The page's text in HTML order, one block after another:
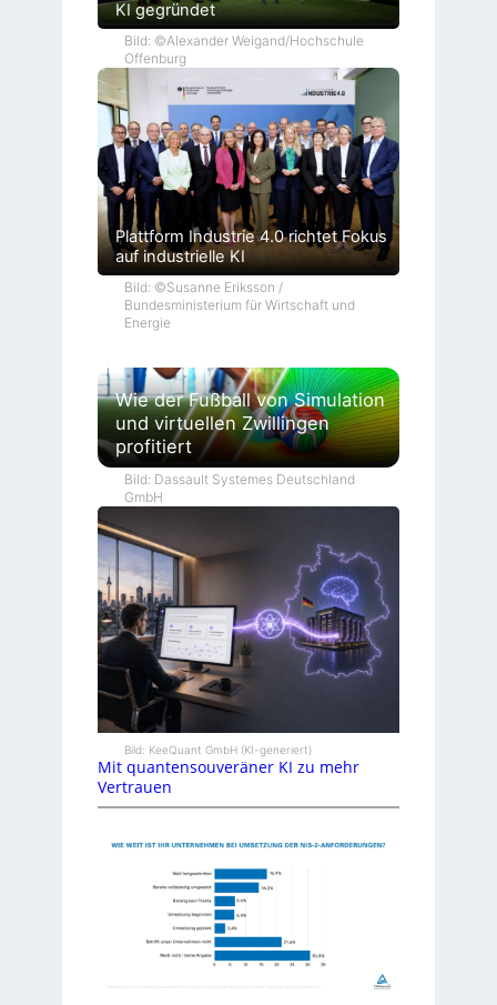
KI gegründet
Bild: ©Alexander Weigand/Hochschule
Offenburg
Plattform Industrie 4.0 richtet Fokus
auf industrielle KI
Bild: ©Susanne Eriksson /
Bundesministerium für Wirtschaft und
Energie
Wie der Fußball von Simulation
und virtuellen Zwillingen
profitiert
Bild: Dassault Systemes Deutschland
GmbH
Bild: KeeQuant GmbH (KI-generiert)
Mit quantensouveräner KI zu mehr
Vertrauen